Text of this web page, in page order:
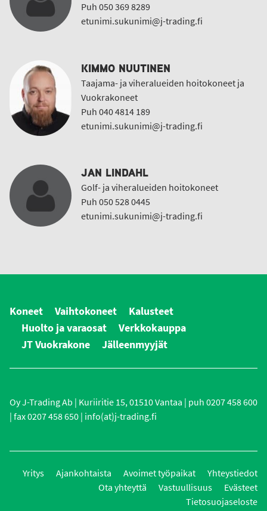
Puh 050 369 8289
etunimi.sukunimi@j-trading.fi
KIMMO NUUTINEN
Taajama- ja viheralueiden hoitokoneet ja
Vuokrakoneet
Puh 040 4814 189
etunimi.sukunimi@j-trading.fi
JAN LINDAHL
Golf- ja viheralueiden hoitokoneet
Puh 050 528 0445
etunimi.sukunimi@j-trading.fi
Koneet Vaihtokoneet
Kalusteet
Huolto ja varaosat
Verkkokauppa
JT Vuokrakone
Jälleenmyyjät
Oy J-Trading Ab | Kuriiritie 15, 01510 Vantaa | puh 0207 458 600
| fax 0207 458 650 | info(at)j-trading.fi
Yritys Ajankohtaista Avoimet työpaikat
Yhteystiedot
Ota yhteyttä
Vastuullisuus
Evästeet
Tietosuojaseloste